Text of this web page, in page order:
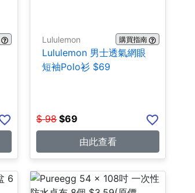
Lululemon 購買指南
Lululemon 男士透氣網眼
短袖Polo衫 $69
$ 98 $69
由此查看